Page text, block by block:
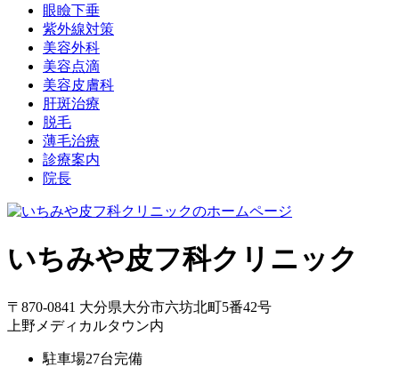
眼瞼下垂
紫外線対策
美容外科
美容点滴
美容皮膚科
肝斑治療
脱毛
薄毛治療
診療案内
院長
いちみや皮フ科クリニック
〒870-0841 大分県大分市六坊北町5番42号
上野メディカルタウン内
駐車場27台完備